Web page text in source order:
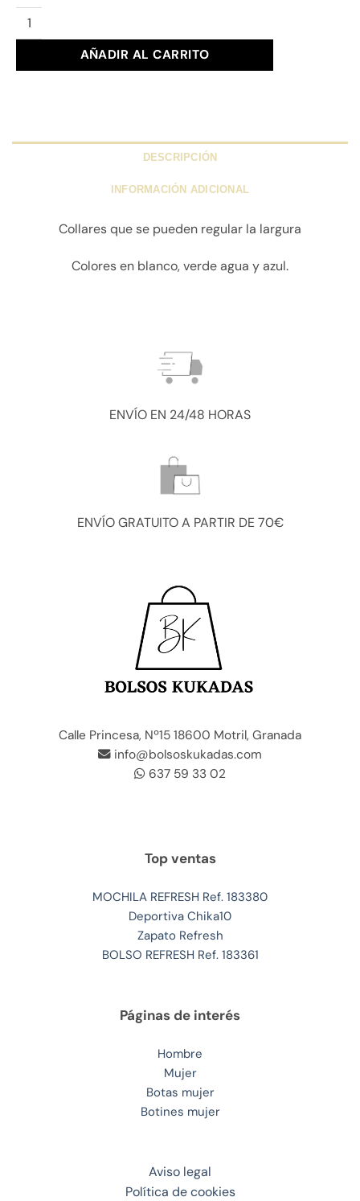
COLLAR PINKGREEN Ref. 31 cantidad
AÑADIR AL CARRITO
DESCRIPCIÓN
INFORMACIÓN ADICIONAL
Collares que se pueden regular la largura
Colores en blanco, verde agua y azul.
ENVÍO EN 24/48 HORAS
ENVÍO GRATUITO A PARTIR DE 70€
Calle Princesa, Nº15 18600 Motril, Granada
info@bolsoskukadas.com
637 59 33 02
Top ventas
MOCHILA REFRESH Ref. 183380
Deportiva Chika10
Zapato Refresh
BOLSO REFRESH Ref. 183361
Páginas de interés
Hombre
Mujer
Botas mujer
Botines mujer
Aviso legal
Política de cookies